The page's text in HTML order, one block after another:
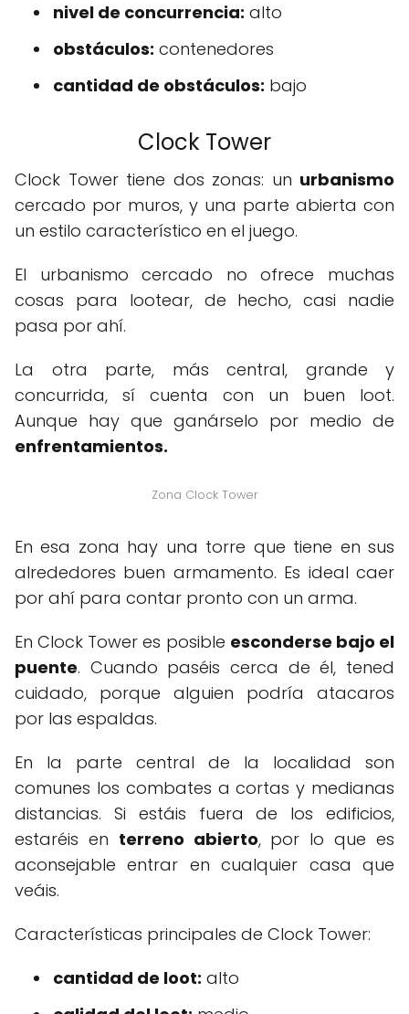
nivel de concurrencia: alto
obstáculos: contenedores
cantidad de obstáculos: bajo
Clock Tower
Clock Tower tiene dos zonas: un urbanismo
cercado por muros, y una parte abierta con
un estilo característico en el juego.
El urbanismo cercado no ofrece muchas
cosas para lootear, de hecho, casi nadie
pasa por ahí.
La otra parte, más central, grande y
concurrida, sí cuenta con un buen loot.
Aunque hay que ganárselo por medio de
enfrentamientos.
Zona Clock Tower
En esa zona hay una torre que tiene en sus
alrededores buen armamento. Es ideal caer
por ahí para contar pronto con un arma.
En Clock Tower es posible esconderse bajo el
puente. Cuando paséis cerca de él, tened
cuidado, porque alguien podría atacaros
por las espaldas.
En la parte central de la localidad son
comunes los combates a cortas y medianas
distancias. Si estáis fuera de los edificios,
estaréis en terreno abierto, por lo que es
aconsejable entrar en cualquier casa que
veáis.
Características principales de Clock Tower:
cantidad de loot: alto